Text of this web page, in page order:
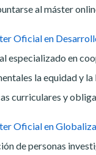
al máster
Oficial en
especializado en
la equidad y
curriculares y
Oficial en
de personas